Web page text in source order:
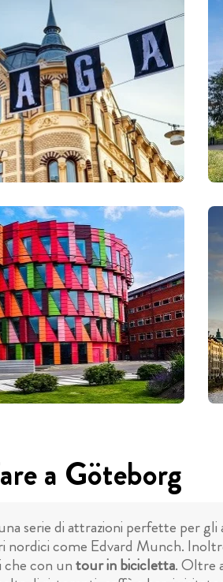
a Göteborg
serie di attrazioni perfette per
nordici come Edvard Munch.
che con untour in bicicletta. Oltre